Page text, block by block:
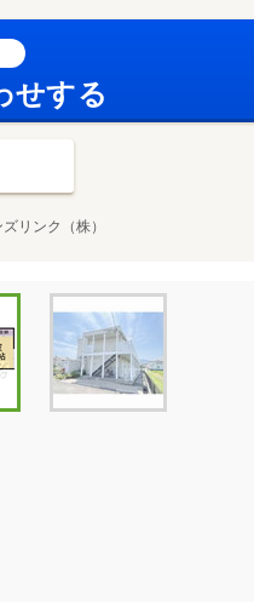
せする
リンク（株）